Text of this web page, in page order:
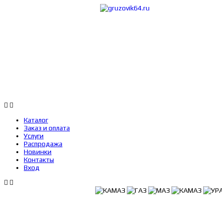
Каталог
Заказ и оплата
Услуги
Распродажа
Новинки
Контакты
Вход